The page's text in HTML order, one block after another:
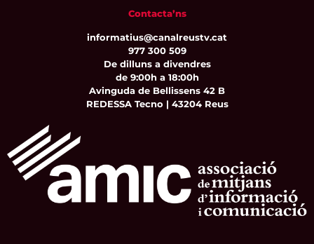
Contacta’ns
informatius@canalreustv.cat
977 300 509
De dilluns a divendres
de 9:00h a 18:00h
Avinguda de Bellissens 42 B
REDESSA Tecno | 43204 Reus